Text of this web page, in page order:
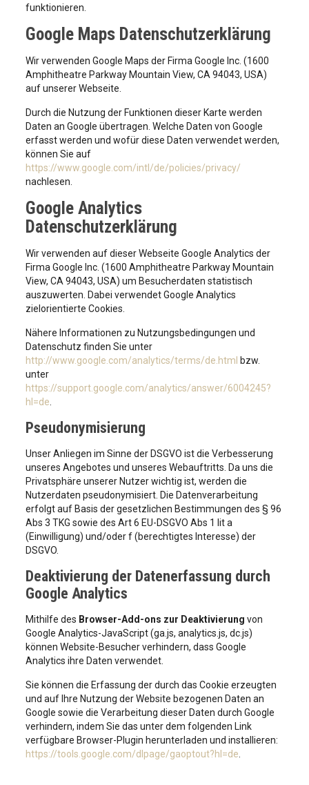
funktionieren.
Google Maps Datenschutzerklärung
Wir verwenden Google Maps der Firma Google Inc. (1600
Amphitheatre Parkway Mountain View, CA 94043, USA)
auf unserer Webseite.
Durch die Nutzung der Funktionen dieser Karte werden
Daten an Google übertragen. Welche Daten von Google
erfasst werden und wofür diese Daten verwendet werden,
können Sie auf
https://www.google.com/intl/de/policies/privacy/
nachlesen.
Google Analytics
Datenschutzerklärung
Wir verwenden auf dieser Webseite Google Analytics der
Firma Google Inc. (1600 Amphitheatre Parkway Mountain
View, CA 94043, USA) um Besucherdaten statistisch
auszuwerten. Dabei verwendet Google Analytics
zielorientierte Cookies.
Nähere Informationen zu Nutzungsbedingungen und
Datenschutz finden Sie unter
http://www.google.com/analytics/terms/de.html bzw.
unter
https://support.google.com/analytics/answer/6004245?
hl=de
Pseudonymisierung
Unser Anliegen im Sinne der DSGVO ist die Verbesserung
unseres Angebotes und unseres Webauftritts. Da uns die
Privatsphäre unserer Nutzer wichtig ist, werden die
Nutzerdaten pseudonymisiert. Die Datenverarbeitung
erfolgt auf Basis der gesetzlichen Bestimmungen des § 96
Abs 3 TKG sowie des Art 6 EU-DSGVO Abs 1 lit a
(Einwilligung) und/oder f (berechtigtes Interesse) der
DSGVO.
Deaktivierung der Datenerfassung durch
Google Analytics
Mithilfe des Browser-Add-ons zur Deaktivierung von
Google Analytics-JavaScript (ga.js, analytics.js, dc.js)
können Website-Besucher verhindern, dass Google
Analytics ihre Daten verwendet.
Sie können die Erfassung der durch das Cookie erzeugten
und auf Ihre Nutzung der Website bezogenen Daten an
Google sowie die Verarbeitung dieser Daten durch Google
verhindern, indem Sie das unter dem folgenden Link
verfügbare Browser-Plugin herunterladen und installieren:
https://tools.google.com/dlpage/gaoptout?hl=de